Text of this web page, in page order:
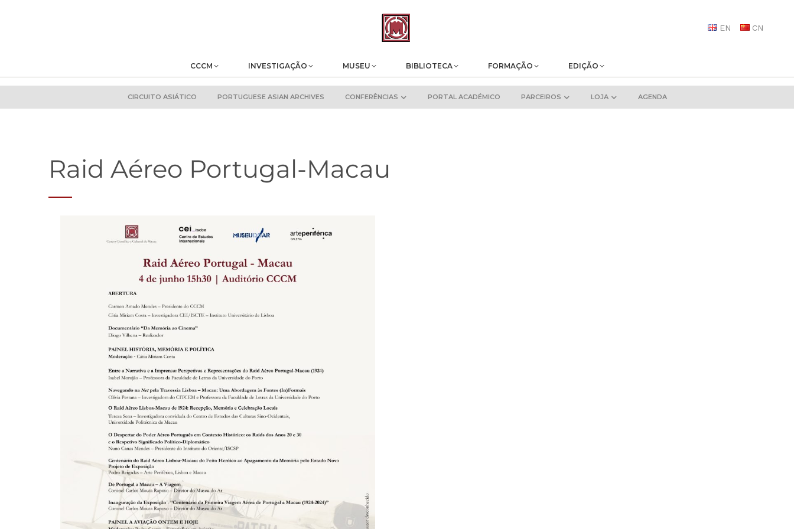
EN CN
CCCM INVESTIGAÇÃO MUSEU BIBLIOTECA FORMAÇÃO EDIÇÃO
CIRCUITO ASIÁTICO PORTUGUESE ASIAN ARCHIVES CONFERÊNCIAS PORTAL ACADÉMICO PARCEIROS LOJA AGENDA
Raid Aéreo Portugal-Macau